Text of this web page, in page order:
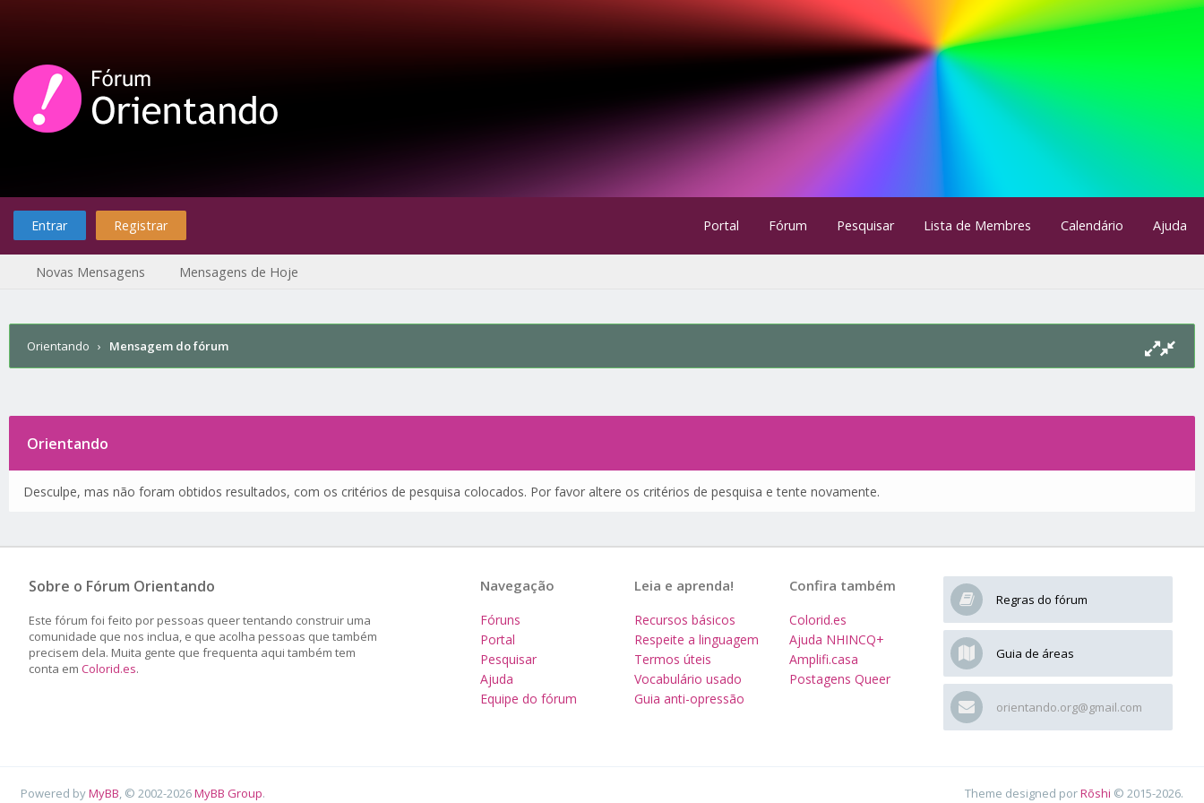
Entrar Registrar Portal Fórum Pesquisar Lista de Membres Calendário Ajuda
Novas Mensagens Mensagens de Hoje
Orientando › Mensagem do fórum
Orientando
Desculpe, mas não foram obtidos resultados, com os critérios de pesquisa colocados. Por favor altere os critérios de pesquisa e tente novamente.
Sobre o Fórum Orientando
Este fórum foi feito por pessoas queer tentando construir uma
comunidade que nos inclua, e que acolha pessoas que também
precisem dela. Muita gente que frequenta aqui também tem
conta em Colorid.es.
Regras do fórum
Guia de áreas
orientando.org@gmail.com
Confira também
Colorid.es
Ajuda NHINCQ+
Amplifi.casa
Postagens Queer
Leia e aprenda!
Recursos básicos
Respeite a linguagem
Termos úteis
Vocabulário usado
Guia anti-opressão
Navegação
Fóruns
Portal
Pesquisar
Ajuda
Equipe do fórum
Powered byMyBB , © 2002-2026MyBB Group. Theme designed porRōshi © 2015-2026.